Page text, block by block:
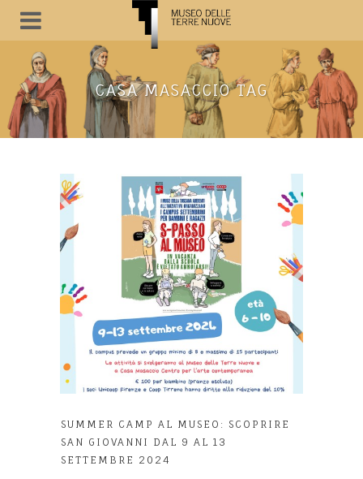
CASA MASACCIO TAG
SUMMER CAMP AL MUSEO: SCOPRIRE
SAN GIOVANNI DAL 9 AL 13
SETTEMBRE 2024